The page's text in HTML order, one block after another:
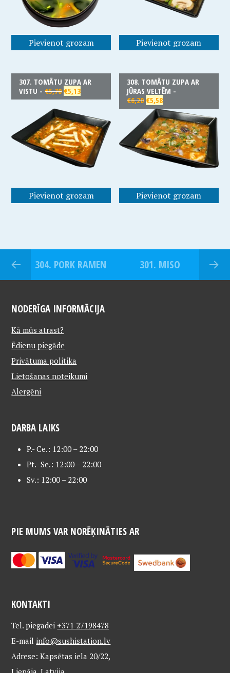
Pievienot grozam Pievienot grozam
307. TOMĀTU ZUPA AR
VISTU -€5,70 €5,13
Pievienot grozam
308. TOMĀTU ZUPA AR
JŪRAS VELTĒM -
€6,20 €5,58
Pievienot grozam
304. PORK RAMEN 301. MISO
NODERĪGA INFORMĀCIJA
Kā mūs atrast?
Ēdienu piegāde
Privātuma politika
Lietošanas noteikumi
Alergēni
DARBA LAIKS
P.- Ce.: 12:00 – 22:00
Pt.- Se.: 12:00 – 22:00
Sv.: 12:00 – 22:00
PIE MUMS VAR NORĒĶINĀTIES AR
KONTAKTI
Tel. piegadei+371 27198478
E-mail info@sushistation.lv
Adrese: Kapsētas iela 20/22,